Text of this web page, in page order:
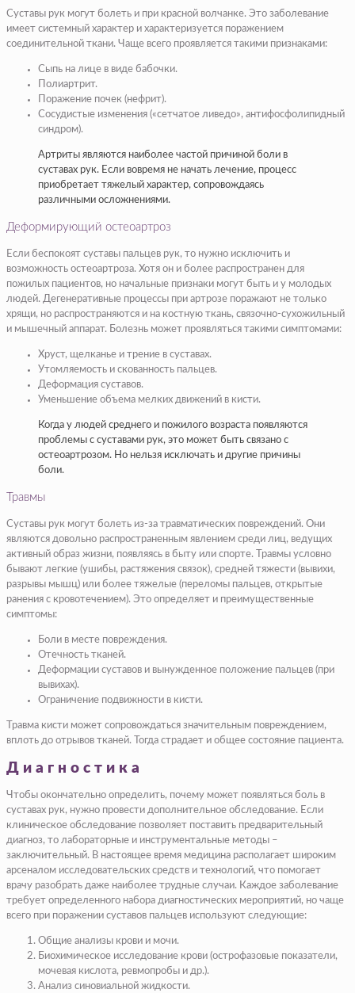
Суставы рук могут болеть и при красной волчанке. Это заболевание
имеет системный характер и характеризуется поражением
соединительной ткани. Чаще всего проявляется такими признаками:
Сыпь на лице в виде бабочки.
Полиартрит.
Поражение почек (нефрит).
Сосудистые изменения («сетчатое ливедо», антифосфолипидный
синдром).
Артриты являются наиболее частой причиной боли в
суставах рук. Если вовремя не начать лечение, процесс
приобретает тяжелый характер, сопровождаясь
различными осложнениями.
Деформирующий остеоартроз
Если беспокоят суставы пальцев рук, то нужно исключить и
возможность остеоартроза. Хотя он и более распространен для
пожилых пациентов, но начальные признаки могут быть и у молодых
людей. Дегенеративные процессы при артрозе поражают не только
хрящи, но распространяются и на костную ткань, связочно-сухожильный
и мышечный аппарат. Болезнь может проявляться такими симптомами:
Хруст, щелканье и трение в суставах.
Утомляемость и скованность пальцев.
Деформация суставов.
Уменьшение объема мелких движений в кисти.
Когда у людей среднего и пожилого возраста появляются
проблемы с суставами рук, это может быть связано с
остеоартрозом. Но нельзя исключать и другие причины
боли.
Травмы
Суставы рук могут болеть из-за травматических повреждений. Они
являются довольно распространенным явлением среди лиц, ведущих
активный образ жизни, появляясь в быту или спорте. Травмы условно
бывают легкие (ушибы, растяжения связок), средней тяжести (вывихи,
разрывы мышц) или более тяжелые (переломы пальцев, открытые
ранения с кровотечением). Это определяет и преимущественные
симптомы:
Боли в месте повреждения.
Отечность тканей.
Деформации суставов и вынужденное положение пальцев (при
вывихах).
Ограничение подвижности в кисти.
Травма кисти может сопровождаться значительным повреждением,
вплоть до отрывов тканей. Тогда страдает и общее состояние пациента.
Диагностика
Чтобы окончательно определить, почему может появляться боль в
суставах рук, нужно провести дополнительное обследование. Если
клиническое обследование позволяет поставить предварительный
диагноз, то лабораторные и инструментальные методы –
заключительный. В настоящее время медицина располагает широким
арсеналом исследовательских средств и технологий, что помогает
врачу разобрать даже наиболее трудные случаи. Каждое заболевание
требует определенного набора диагностических мероприятий, но чаще
всего при поражении суставов пальцев используют следующие:
Общие анализы крови и мочи.
Биохимическое исследование крови (острофазовые показатели,
мочевая кислота, ревмопробы и др.).
Анализ синовиальной жидкости.